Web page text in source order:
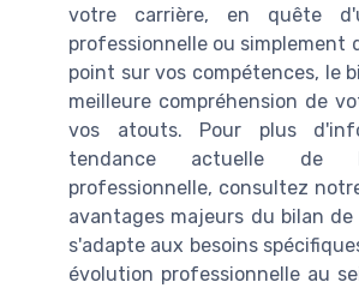
votre carrière, en quête
professionnelle ou simplement
point sur vos compétences, le
meilleure compréhension de
vos atouts. Pour plus
tendance actuelle de
professionnelle, consultez
avantages majeurs du bilan
s'adapte aux besoins
évolution professionnelle au